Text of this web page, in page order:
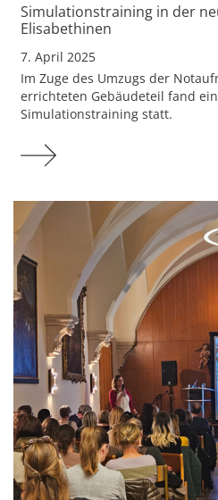
Simulationstraining in der
Elisabethinen
7. April 2025
Im Zuge des Umzugs der
errichteten Gebäudeteil fand
Simulationstraining statt.